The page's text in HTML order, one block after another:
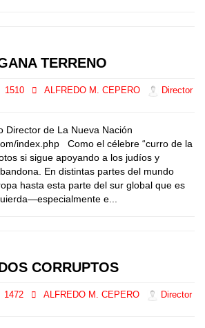
TERRENO
1510 ALFREDO M. CEPERO
Director
Director de La Nueva Nación
index.php Como el célebre “curro de la
si sigue apoyando a los judíos y
En distintas partes del mundo
hasta esta parte del sur global que es
e...
CORRUPTOS
1472 ALFREDO M. CEPERO
Director